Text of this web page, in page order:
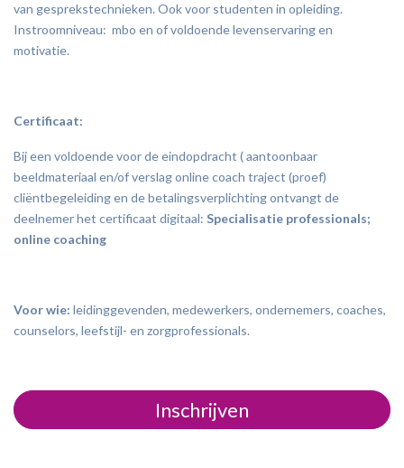
van gesprekstechnieken. Ook voor studenten in opleiding.
Instroomniveau: mbo en of voldoende levenservaring en
motivatie.
Certificaat:
Bij een voldoende voor de eindopdracht ( aantoonbaar
beeldmateriaal en/of verslag online coach traject (proef)
cliëntbegeleiding en de betalingsverplichting ontvangt de
deelnemer het certificaat digitaal: Specialisatie professionals;
online coaching
Voor wie: leidinggevenden, medewerkers, ondernemers, coaches,
counselors, leefstijl- en zorgprofessionals.
Inschrijven